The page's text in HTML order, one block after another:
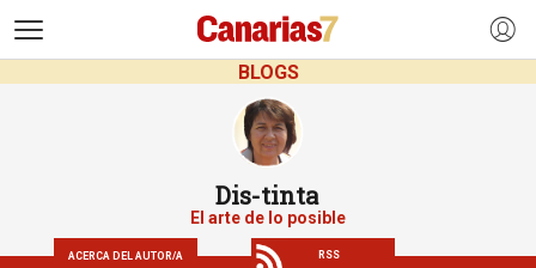
BLOGS
Dis-tinta
El arte de lo posible
ACERCA DEL AUTOR/A RSS